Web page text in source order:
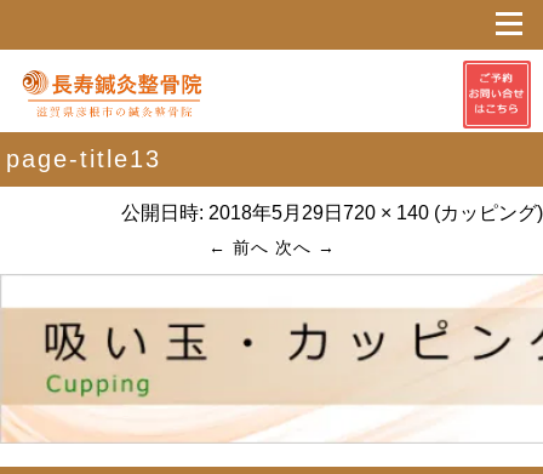
page-title13
公開日時: 2018年5月29日 720 × 140 (カッピング)
← 前へ 次へ →